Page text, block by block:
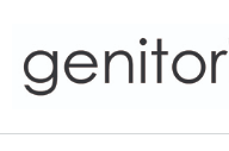
content